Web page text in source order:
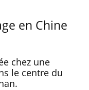
en Chine
chez une
le centre du